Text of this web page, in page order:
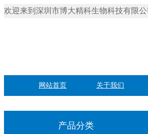
欢迎来到深圳市博大精科生物科技有限公
网站首页 关于我们
产品分类